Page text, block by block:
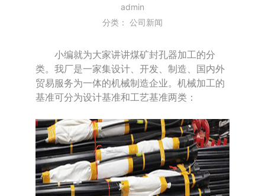
admin
分类： 公司新闻
小编就为大家讲讲煤矿封孔器加工的分
类。我厂是一家集设计、开发、制造、国内外
贸易服务为一体的机械制造企业。机械加工的
基准可分为设计基准和工艺基准两类：